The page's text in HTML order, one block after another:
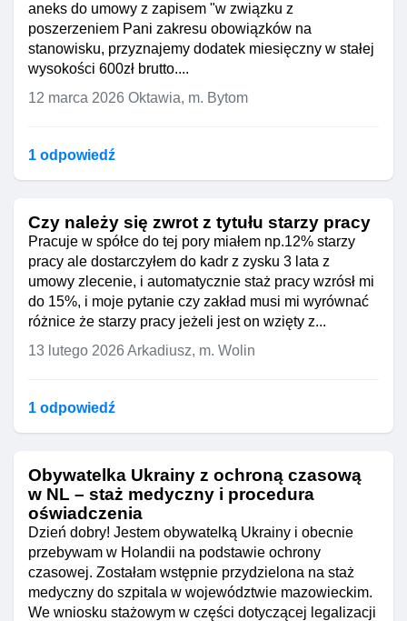
aneks do umowy z zapisem "w związku z
poszerzeniem Pani zakresu obowiązków na
stanowisku, przyznajemy dodatek miesięczny w stałej
wysokości 600zł brutto....
12 marca 2026 Oktawia, m. Bytom
1 odpowiedź
Czy należy się zwrot z tytułu starzy pracy
Pracuje w spółce do tej pory miałem np.12% starzy
pracy ale dostarczyłem do kadr z zysku 3 lata z
umowy zlecenie, i automatycznie staż pracy wzrósł mi
do 15%, i moje pytanie czy zakład musi mi wyrównać
różnice że starzy pracy jeżeli jest on wzięty z...
13 lutego 2026 Arkadiusz, m. Wolin
1 odpowiedź
Obywatelka Ukrainy z ochroną czasową
w NL – staż medyczny i procedura
oświadczenia
Dzień dobry! Jestem obywatelką Ukrainy i obecnie
przebywam w Holandii na podstawie ochrony
czasowej. Zostałam wstępnie przydzielona na staż
medyczny do szpitala w województwie mazowieckim.
We wniosku stażowym w części dotyczącej legalizacji